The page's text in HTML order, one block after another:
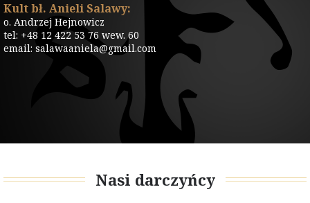
Kult bł. Anieli Salawy:
o. Andrzej Hejnowicz
tel: +48 12 422 53 76 wew. 60
email: salawaaniela@gmail.com
Nasi darczyńcy